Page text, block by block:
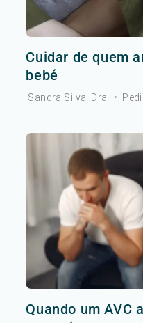
Cuidar de quem
bebé
Sandra Silva, Dra. •
Quando um AVC